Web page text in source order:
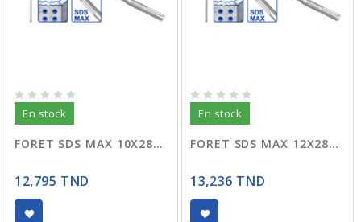
En stock
FORET SDS MAX 10X280 WHD01026
12,795 TND
En stock
FORET SDS MAX 12X280 WHD01226
13,236 TND